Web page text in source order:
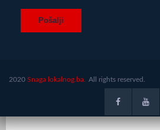
2020 Snaga lokalnog.ba. All rights reserved.